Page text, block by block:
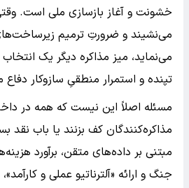
خشونت و آغاز بازسازی ملی است.
می‌نشیند و ضرورتِ ترمیم
می‌نماید، میز مذاکره دیگر یک
تپنده و استمرار منطقیِ سازوکار
مسئله اصلاً این نیست که همه در
مذاکره‌کنندگان کف بزنند یا باب
مبتنی بر داده‌های متقن، برآورد
جنگ و ارائه «آلترناتیو عملی و